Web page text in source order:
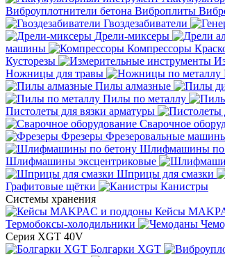
Виброуплотнители бетона Виброплиты
Гвоздезабиватели
Дрели-миксеры
машины
Компрессоры
Кусторезы
Ножницы для травы
Пилы алмазные
Пилы по металлу
Пистолеты для вязки арматуры
Сварочное
Фрезеры Фрезеровальные
Шлифмашины по
Шлифмашины эксцентриковые
Шприцы для смазки
Графитовые щётки
Канистры
Системы хранения
Кейсы
Термобоксы-холодильники
Серия XGT 40V
Болгарки XGT